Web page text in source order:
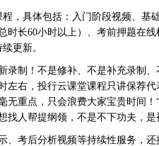
，具体包括：入门阶段视频、
时长60小时以上）、考前押题在
更新。
录制！不是修补、不是补充录制
左右，投行云课堂课程只讲保荐
无重点，只会浪费大家宝贵时间
找人帮提纲领，不是不下功夫，是
、考后分析视频等持续性服务，还